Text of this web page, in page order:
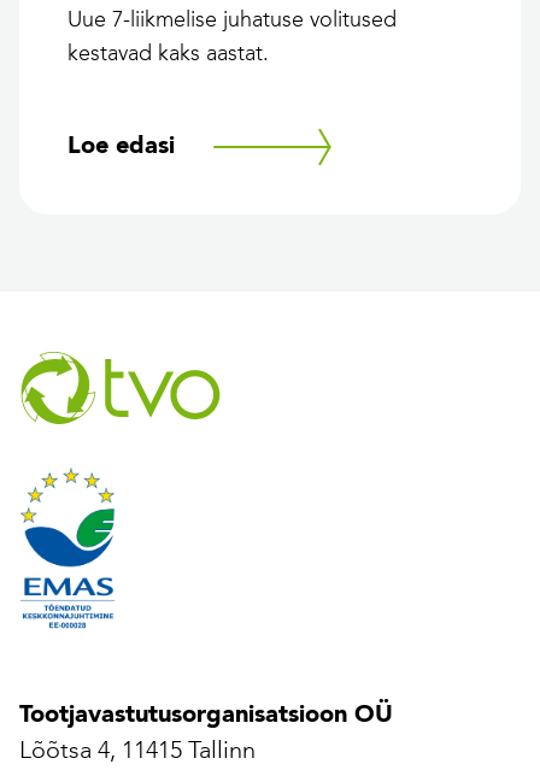
Uue 7-liikmelise juhatuse volitused
kestavad kaks aastat.
Loe edasi
Tootjavastutusorganisatsioon OÜ
Lõõtsa 4, 11415 Tallinn